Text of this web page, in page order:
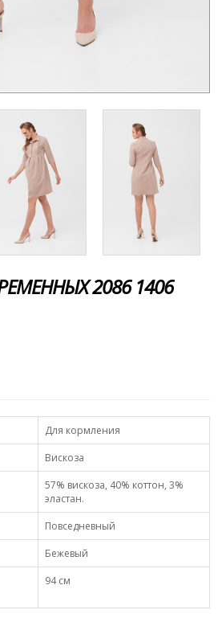
2086 1406
Для кормления
Вискоза
57% вискоза, 40% коттон, 3%
эластан.
Повседневный
Бежевый
94 см